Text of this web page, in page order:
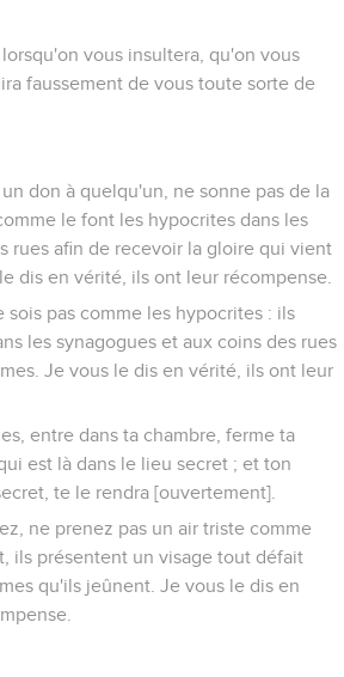
vous insultera, qu'on vous
faussement de vous toute sorte de
don à quelqu'un, ne sonne pas de la
le font les hypocrites dans les
rues afin de recevoir la gloire qui vient
dis en vérité, ils ont leur récompense.
sois pas comme les hypocrites : ils
les synagogues et aux coins des rues
Je vous le dis en vérité, ils ont leur
entre dans ta chambre, ferme ta
est là dans le lieu secret ; et ton
te le rendra [ouvertement].
ne prenez pas un air triste comme
ils présentent un visage tout défait
qu'ils jeûnent. Je vous le dis en